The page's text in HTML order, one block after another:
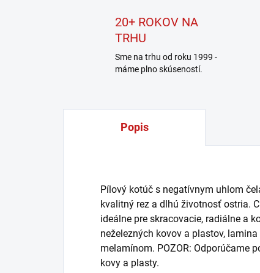
20+ ROKOV NA
TRHU
Sme na trhu od roku 1999 -
máme plno skúseností.
Popis
Pílový kotúč s negatívnym uhlom
kvalitný rez a dlhú životnosť ostria.
ideálne pre skracovacie, radiálne a
neželezných kovov a plastov,
melamínom. POZOR: Odporúčame
kovy a plasty.